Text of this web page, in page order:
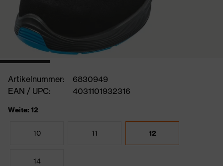
Artikelnummer:
6830949
EAN / UPC:
4031101932316
Weite: 12
10 11 12
14